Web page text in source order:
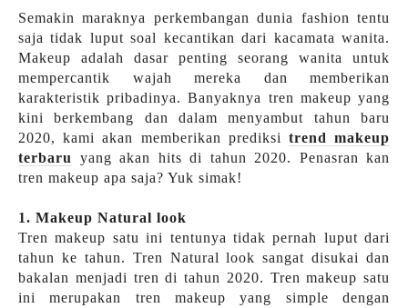
Semakin maraknya perkembangan dunia fashion tentu
saja tidak luput soal kecantikan dari kacamata wanita.
Makeup adalah dasar penting seorang wanita untuk
mempercantik wajah mereka dan memberikan
karakteristik pribadinya. Banyaknya tren makeup yang
kini berkembang dan dalam menyambut tahun baru
2020, kami akan memberikan prediksi trend makeup
terbaru
yang akan hits di tahun 2020. Penasran kan
tren makeup apa saja? Yuk simak!
1. Makeup Natural look
Tren makeup satu ini tentunya tidak pernah luput dari
tahun ke tahun. Tren Natural look sangat disukai dan
bakalan menjadi tren di tahun 2020. Tren makeup satu
ini merupakan tren makeup yang simple dengan